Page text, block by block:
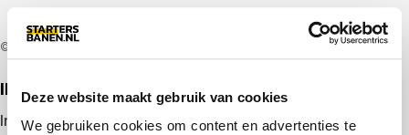
Deze website maakt gebruik van cookies
We gebruiken cookies om content en advertenties te
© 2026 door startersbanen.nl
IK ZOEK EEN BAAN
Inloggen